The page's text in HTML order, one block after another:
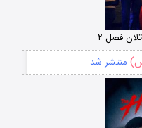
فصل ۲
منتشر شد